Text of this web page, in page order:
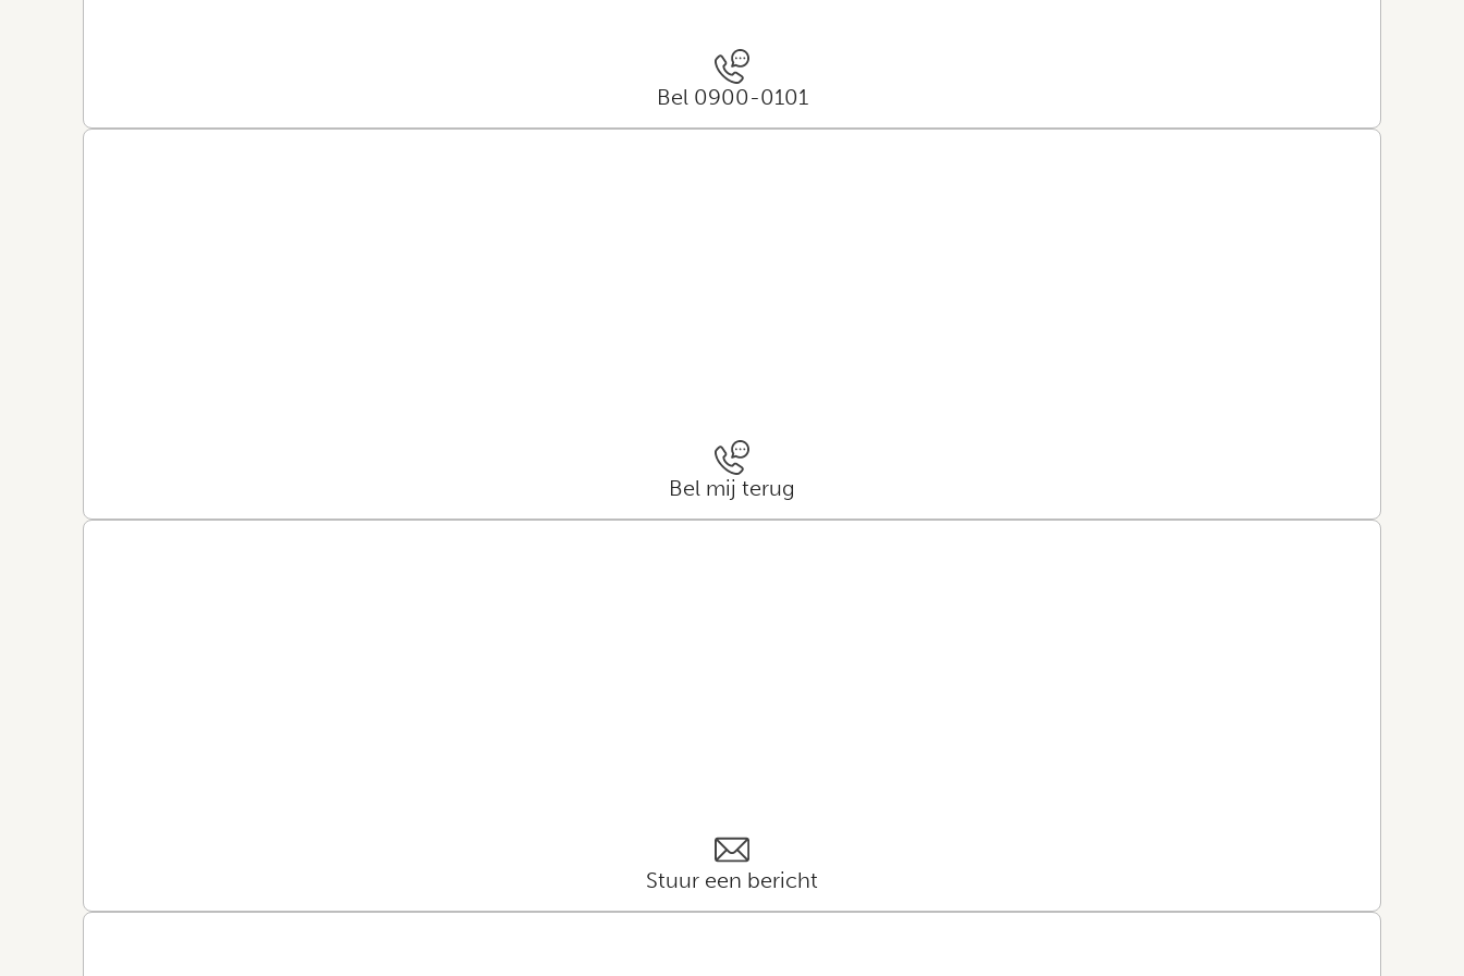
Bel 0900-0101
Bel mij terug
Stuur een bericht